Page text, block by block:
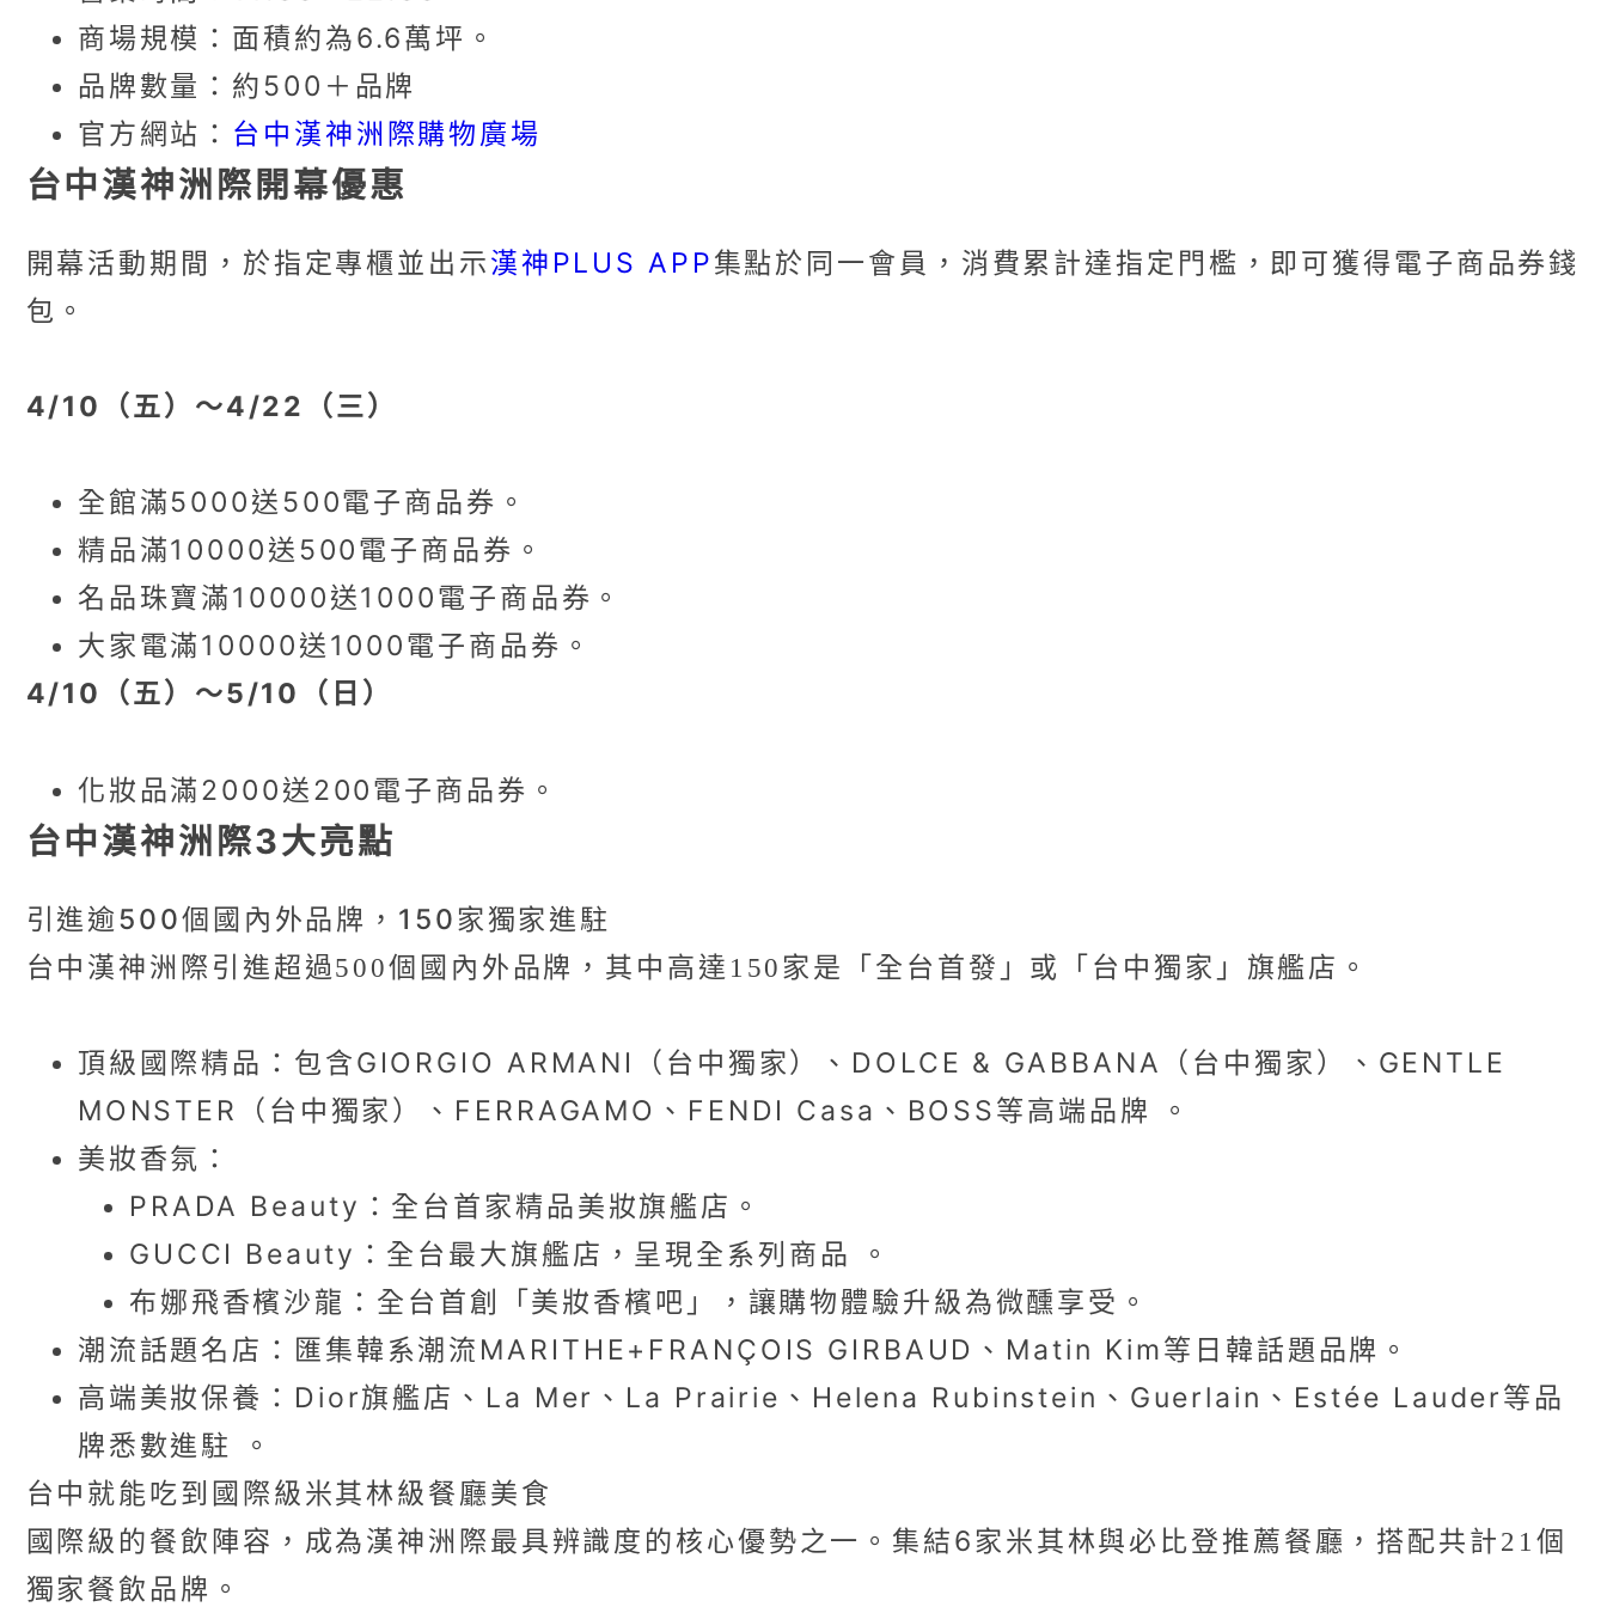
商場規模：面積約為6.6萬坪。
品牌數量：約500＋品牌
官方網站： 台中漢神洲際購物廣場
台中漢神洲際開幕優惠
開幕活動期間，於指定專櫃並出示漢神PLUS APP集點於同一會員，消費累計達指定門檻，即可獲得電子商品券錢
包。
4/10（五）～4/22（三）
全館滿5000送500電子商品券。
精品滿10000送500電子商品券。
名品珠寶滿10000送1000電子商品券。
大家電滿10000送1000電子商品券。
4/10（五）～5/10（日）
化妝品滿2000送200電子商品券。
台中漢神洲際3大亮點
引進逾500個國內外品牌，150家獨家進駐
台中漢神洲際引進超過500個國內外品牌，其中高達150家是「全台首發」或「台中獨家」旗艦店。
頂級國際精品：包含GIORGIO ARMANI（台中獨家）、DOLCE & GABBANA（台中獨家）、GENTLE
MONSTER（台中獨家）、FERRAGAMO、FENDI Casa、BOSS等高端品牌 。
美妝香氛：
PRADA Beauty：全台首家精品美妝旗艦店。
GUCCI Beauty：全台最大旗艦店，呈現全系列商品 。
布娜飛香檳沙龍：全台首創「美妝香檳吧」，讓購物體驗升級為微醺享受。
潮流話題名店：匯集韓系潮流MARITHE+FRANÇOIS GIRBAUD、Matin Kim等日韓話題品牌。
高端美妝保養：Dior旗艦店、La Mer、La Prairie、Helena Rubinstein、Guerlain、Estée Lauder等品
牌悉數進駐 。
台中就能吃到國際級米其林級餐廳美食
國際級的餐飲陣容，成為漢神洲際最具辨識度的核心優勢之一。 集結6家米其林與必比登推薦餐廳 ，搭配共計21個
獨家餐飲品牌。